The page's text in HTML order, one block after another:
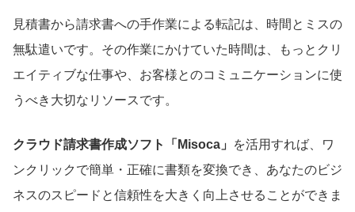
見積書から請求書への手作業による転記は、時間とミスの
無駄遣いです。その作業にかけていた時間は、もっとクリ
エイティブな仕事や、お客様とのコミュニケーションに使
うべき大切なリソースです。
クラウド請求書作成ソフト「Misoca」
を活用すれば、ワ
ンクリックで簡単・正確に書類を変換でき、あなたのビジ
ネスのスピードと信頼性を大きく向上させることができま